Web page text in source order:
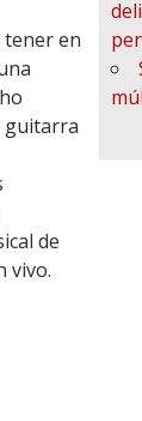
tener en
guitarra
de
vivo.